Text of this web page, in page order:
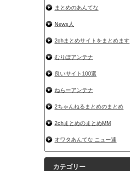
まとめのあんてな
News人
2chまとめサイトをまとめます
むりぽアンテナ
良いサイト100選
ねらーアンテナ
2ちゃんねるまとめのまとめ
2chまとめのまとめMM
オワタあんてな ニュー速
カテゴリー